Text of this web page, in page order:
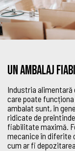
Un ambalaj
Industria alimentară
care poate
ambalat sunt, în
ridicate de
fiabilitate maximă.
mecanice în diferite
cum ar fi